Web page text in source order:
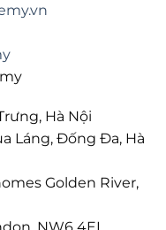
Hà Nội
Láng, Đống Đa, Hà
Golden River,